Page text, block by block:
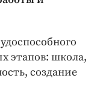
этапов: школа,
создание